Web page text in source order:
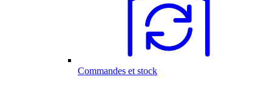
Commandes et stock